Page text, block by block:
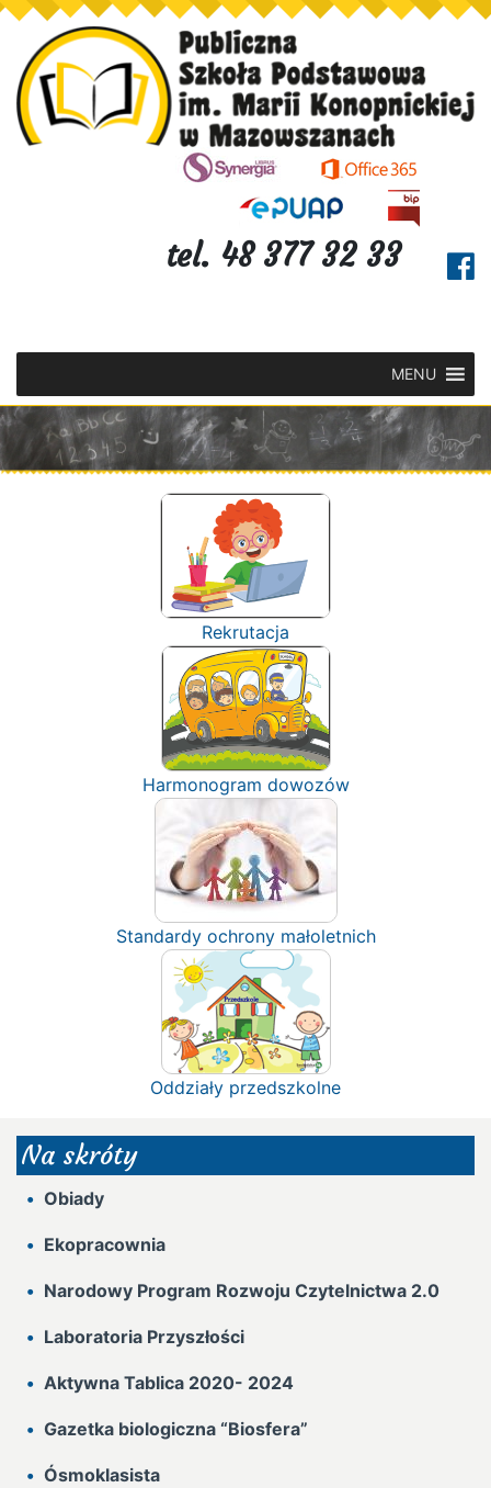
tel. 48 377 32 33
MENU
Rekrutacja
Harmonogram dowozów
Standardy ochrony małoletnich
Oddziały przedszkolne
Na skróty
Obiady
Ekopracownia
Narodowy Program Rozwoju Czytelnictwa 2.0
Laboratoria Przyszłości
Aktywna Tablica 2020- 2024
Gazetka biologiczna “Biosfera”
Ósmoklasista